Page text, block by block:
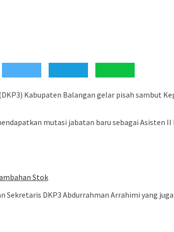
Kabupaten Balangan gelar pisah sambut
mutasi jabatan baru sebagai Asisten
Stok
DKP3 Abdurrahman Arrahimi yang